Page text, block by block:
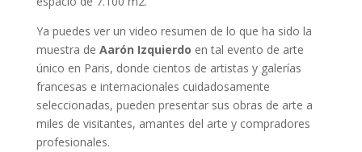
Ya puedes ver un video resumen de lo que ha sido la
muestra de Aarón Izquierdo en tal evento de arte
único en Paris, donde cientos de artistas y galerías
francesas e internacionales cuidadosamente
seleccionadas, pueden presentar sus obras de arte a
miles de visitantes, amantes del arte y compradores
profesionales.